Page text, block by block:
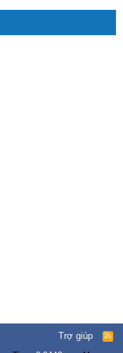
Trợ giúp
R